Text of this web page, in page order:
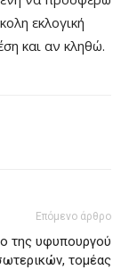
εκλογική
και αν κληθώ.
Επόμενο άρθρο
της υφυπουργού
τομέας